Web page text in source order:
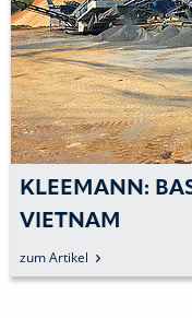
KLEEMANN:
VIETNAM
zum Artikel